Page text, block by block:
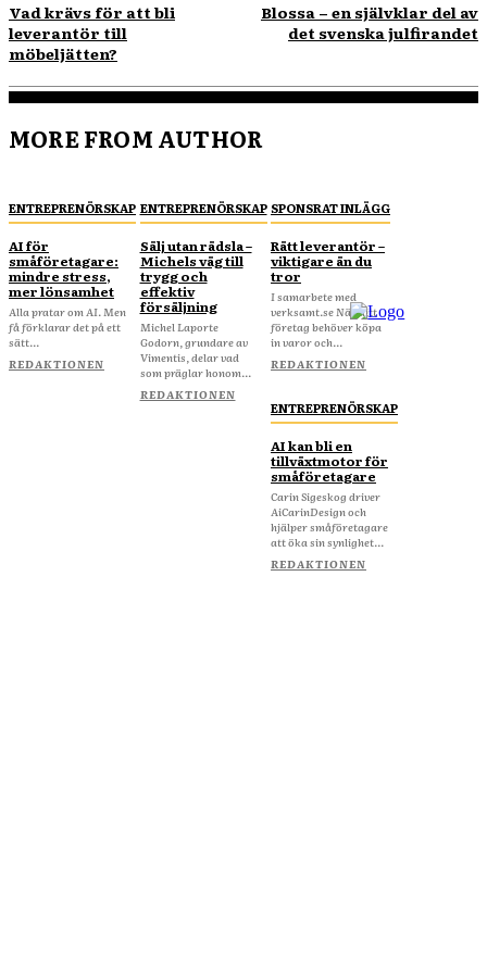
Vad krävs för att bli
leverantör till
möbeljätten?
Blossa – en självklar del av
det svenska julfirandet
MORE FROM AUTHOR
ENTREPRENÖRSKAP
AI för
småföretagare:
mindre stress,
mer lönsamhet
Alla pratar om AI. Men
få förklarar det på ett
sätt...
REDAKTIONEN
ENTREPRENÖRSKAP
Sälj utan rädsla –
Michels väg till
trygg och
effektiv
försäljning
Michel Laporte
Godorn, grundare av
Vimentis, delar vad
som präglar honom...
REDAKTIONEN
SPONSRAT INLÄGG
Rätt leverantör –
viktigare än du
tror
I samarbete med
verksamt.se När ditt
företag behöver köpa
in varor och...
REDAKTIONEN
ENTREPRENÖRSKAP
AI kan bli en
tillväxtmotor för
småföretagare
Carin Sigeskog driver
AiCarinDesign och
hjälper småföretagare
att öka sin synlighet...
REDAKTIONEN